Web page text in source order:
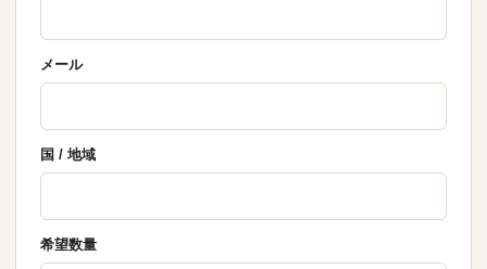
メール
国 / 地域
希望数量